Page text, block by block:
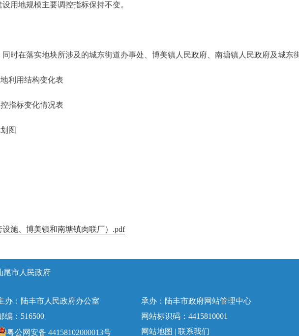
用地规模主要调控指标保持不变。
在落实地块所涉及的城东街道办事处、博美镇人民政府、南塘镇人民政府及城东
利用结构变化表
指标变化情况表
图
施、博美镇和南塘镇肉联厂）.pdf
尾市人民政府
办：陆丰市人民政府办公室
承办：陆丰市政府网站管理中心
编：516500
网站标识码：4415810001
粤公网安备 44158102000013号 网站地图 |联系我们